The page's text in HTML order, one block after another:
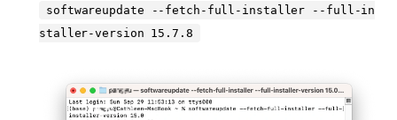
softwareupdate --fetch-full-installer --full-in
staller-version 15.7.8